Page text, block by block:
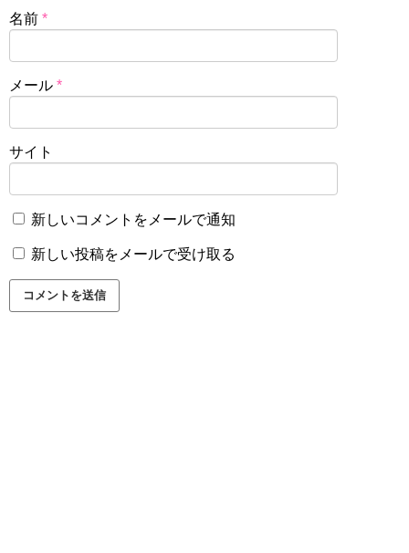
名前 *
メール *
サイト
新しいコメントをメールで通知
新しい投稿をメールで受け取る